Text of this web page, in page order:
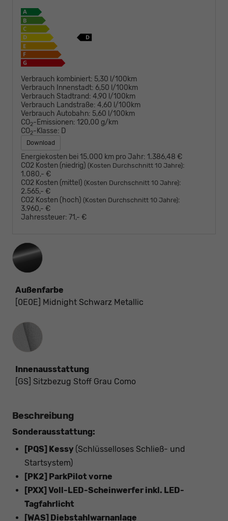
Verbrauch kombiniert: 5,30 l/100km
Verbrauch Innenstadt: 6,50 l/100km
Verbrauch Stadtrand: 4,90 l/100km
Verbrauch Landstraße: 4,60 l/100km
Verbrauch Autobahn: 5,60 l/100km
CO2-Emissionen: 120,00 g/km
CO2-Klasse: D
Download
Energiekosten bei 15.000 km pro Jahr: 1.386,48 €
CO2 Kosten (niedrig) (Kosten Durchschnitt 10 Jahre):
1.080,- €
CO2 Kosten (mittel) (Kosten Durchschnitt 10 Jahre):
2.565,- €
CO2 Kosten (hoch) (Kosten Durchschnitt 10 Jahre):
3.960,- €
Jahressteuer: 71,- €
Außenfarbe
[0E0E] Midnight Schwarz Metallic
Innenausstattung
Innenausstattung
[GS] Sitzbezug Stoff Grau Como
Beschreibung
Sonderausstattung:
[PQS] Kessy (Schlüsselloses Schließ- und
Startsystem)
[PK2] ParkPilot vorne
[PXX] Voll-LED-Scheinwerfer inkl. LED-
Tagfahrlicht
[WAS] Diebstahlwarnanlage